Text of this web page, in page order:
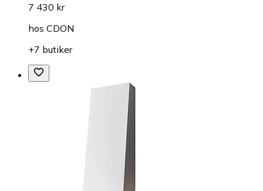
7 430 kr
hos CDON
+7 butiker